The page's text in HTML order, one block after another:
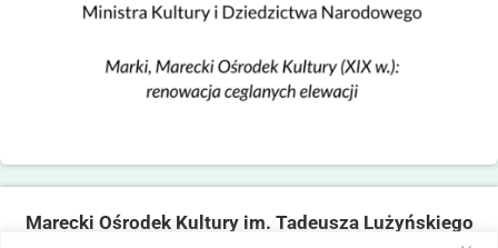
Marecki Ośrodek Kultury im. Tadeusza Lużyńskiego